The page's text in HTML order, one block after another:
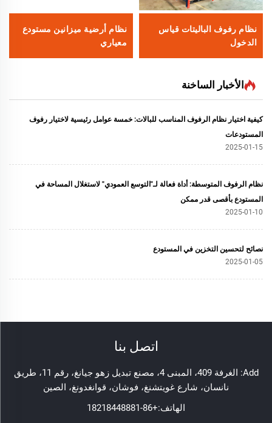
نظام رفوف الباليتات قياس
الدخول
نظام أرضية ميزانين مستودع
معياري
الأخبار الساخنة
كيفية اختيار نظام الرفوف المناسب للبالات: خمسة عوامل رئيسية لاختيار رفوف
المستودعات
2025-01-15
نظام الرفوف المتوسطة: أداة فعالة لـ"التوسع العمودي" لاستغلال المساحة في
المستودع بأقصى قدر ممكن
2025-01-10
نصائح لتحسين التخزين في المستودع
2025-01-05
اتصل بنا
Add: الغرفة 409، المبنى 4، مصنع تبديل زهو جيانغ، رقم 11، طريق
نانسان، شارع غويتشنغ، فوشان، قوانغدونغ، الصين
الهاتف:+86-18218448881